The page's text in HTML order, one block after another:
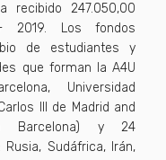
recibido 247.050,00
2019. Los fondos
de estudiantes y
que forman la A4U
Universidad
III de Madrid and
Barcelona) y 24
Sudáfrica, Irán,